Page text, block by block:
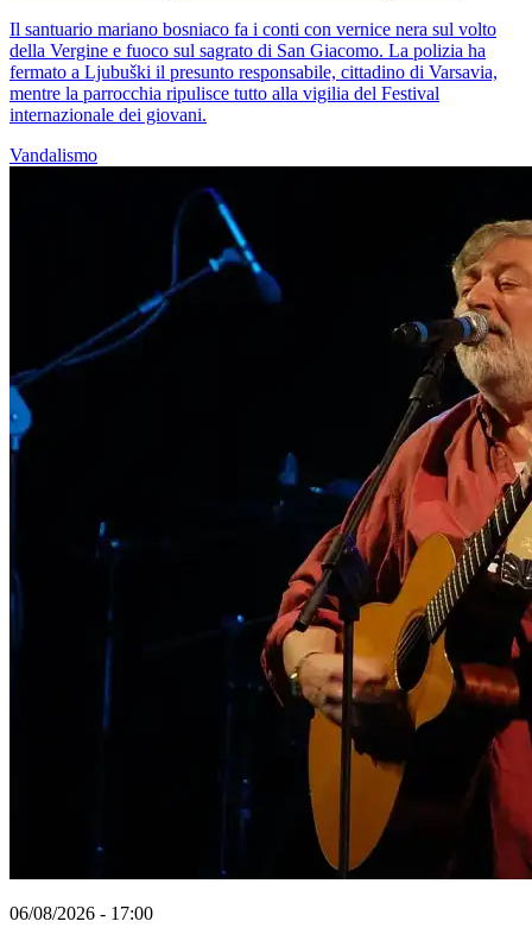
Il santuario mariano bosniaco fa i conti con vernice nera sul volto
della Vergine e fuoco sul sagrato di San Giacomo. La polizia ha
fermato a Ljubuški il presunto responsabile, cittadino di Varsavia,
mentre la parrocchia ripulisce tutto alla vigilia del Festival
internazionale dei giovani.
Vandalismo
06/08/2026 - 17:00